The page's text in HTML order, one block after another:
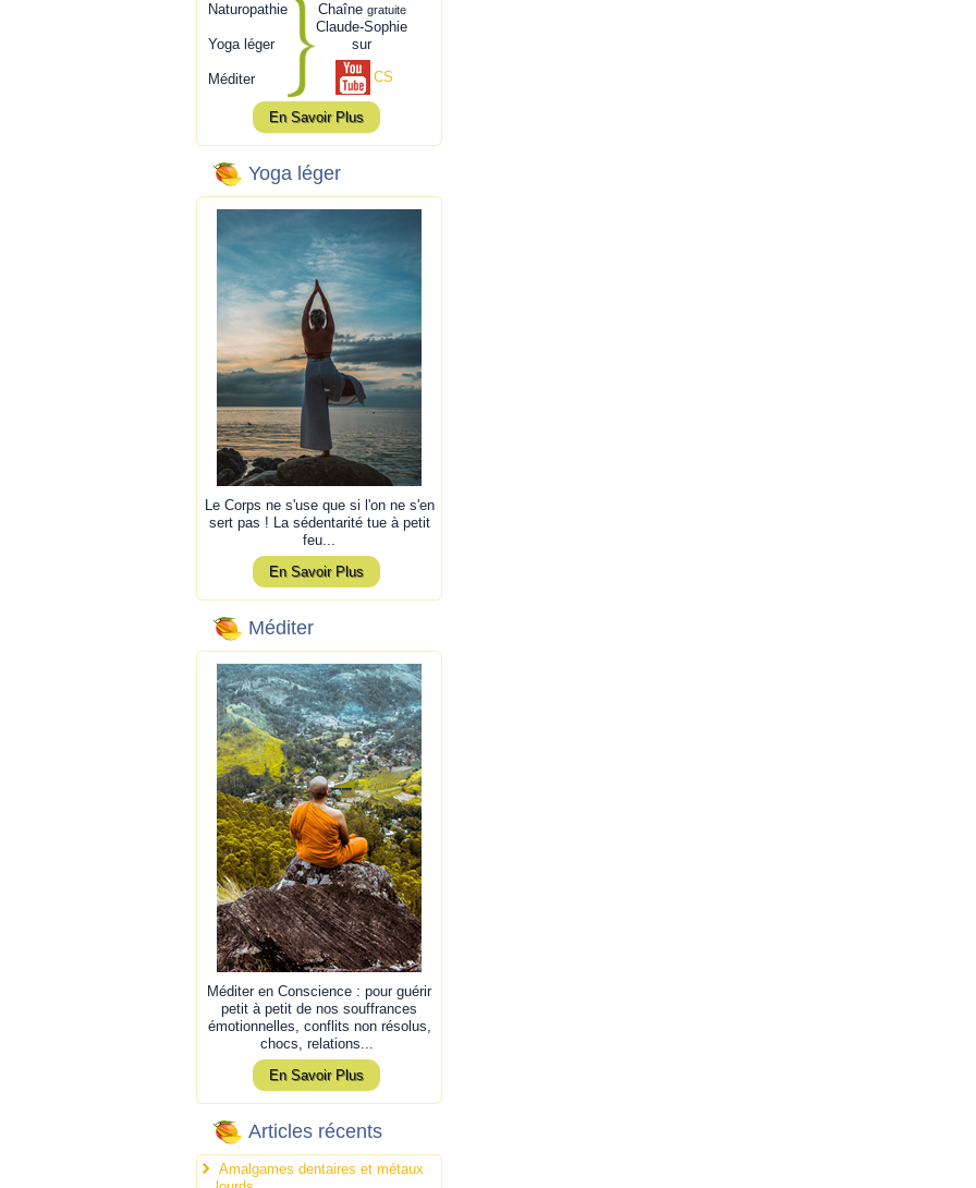
Naturopathie
Yoga léger
Méditer
Chaîne gratuite
Claude-Sophie
sur
CS
En Savoir Plus
Yoga léger
Le Corps ne s'use que si l'on ne s'en
sert pas ! La sédentarité tue à petit
feu...
En Savoir Plus
Méditer
Méditer en Conscience : pour guérir
petit à petit de nos souffrances
émotionnelles, conflits non résolus,
chocs, relations...
En Savoir Plus
Articles récents
Amalgames dentaires et métaux